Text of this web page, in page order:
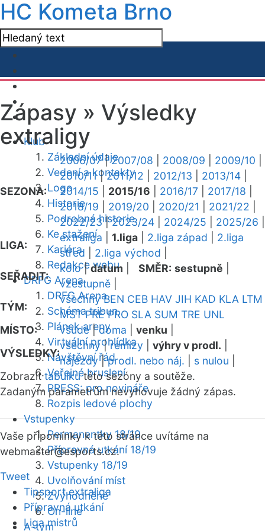
HC Kometa Brno
Klub
Základní údaje
Vedení a kontakty
Logo
Historie
Podrobná historie
Ke stažení
Kariéra
Redakce webu
DRFG Arena
DRFG Arena
Schéma tribun
Plánek areny
Virtuální prohlídka
Návštěvní řád
Veřejné bruslení
PRESS: pro novináře
Rozpis ledové plochy
Vstupenky
Permanentky 18/19
Přípravná utkání 18/19
Vstupenky 18/19
Uvolňování míst
Zvýhodněné
On-line
A-tým
Zápasy » Výsledky
extraligy
SEZONA:
2006/07|2007/08 2008/09 2009/10
2010/11|2011/12 2012/13 2013/14
2014/15
2015/16 2016/17 2017/18
2018/19
2019/20 2020/21 2021/22
2022/23|2023/24 2024/25 2025/26
LIGA:
extraliga 1.liga 2.liga západ
2.liga
střed
2.liga východ
SEŘADIT:
kolo|datum SMĚR: sestupně
vzestupně
TÝM:
všechny BEN CEB HAV JIH KAD KLA LTM
MST PRE PRO SLA SUM TRE UNL
MÍSTO:
všude|doma venku
VÝSLEDKY:
všechny|remízy výhry v prodl.
nájezdy|prodl. nebo náj. s nulou
Zobrazittabulkutéto sezóny a soutěže.
Zadaným parametrům nevyhovuje žádný zápas.
Vaše připomínky k této stránce uvítáme na
webmaster@esports.cz.
Tweet
Tipsport extraliga
Přípravná utkání
Liga mistrů